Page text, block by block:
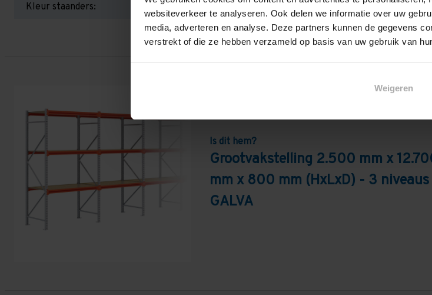
websiteverkeer te analyseren. Ook delen we informatie over uw
media, adverteren en analyse. Deze partners kunnen de gegevens
verstrekt of die ze hebben verzameld op basis van uw gebruik van
Weigeren
Kleur staanders:
Galva
Is dit hem?
Grootvakstelling 2.500 mm x
mm x 800 mm (HxLxD) - 3 niveaus
GALVA